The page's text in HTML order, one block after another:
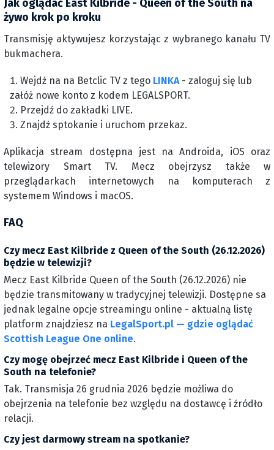
Jak oglądać East Kilbride - Queen of the South na
żywo krok po kroku
Transmisję aktywujesz korzystając z wybranego kanału TV
bukmachera.
Wejdź na na Betclic TV z tego LINKA- zaloguj się lub
załóż nowe konto z kodem LEGALSPORT.
Przejdź do zakładki LIVE.
Znajdź sptokanie i uruchom przekaz.
Aplikacja stream dostępna jest na Androida, iOS oraz
telewizory Smart TV. Mecz obejrzysz także w
przeglądarkach internetowych na komputerach z
systemem Windows i macOS.
FAQ
Czy mecz East Kilbride z Queen of the South (26.12.2026)
będzie w telewizji?
Mecz East Kilbride Queen of the South (26.12.2026) nie
będzie transmitowany w tradycyjnej telewizji. Dostępne sa
jednak legalne opcje streamingu online - aktualną listę
platform znajdziesz na LegalSport.pl — gdzie oglądać
Scottish League One online.
Czy mogę obejrzeć mecz East Kilbride i Queen of the
South na telefonie?
Tak. Transmisja 26 grudnia 2026 będzie możliwa do
obejrzenia na telefonie bez względu na dostawcę i źródło
relacji.
Czy jest darmowy stream na spotkanie?